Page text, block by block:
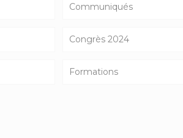
Communiqués
Congrès 2024
Formations